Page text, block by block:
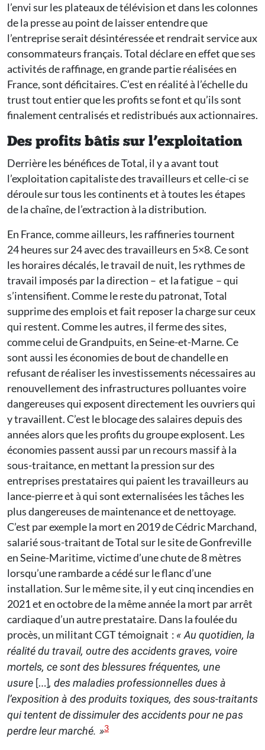
l’envi sur les plateaux de télévision et dans les colonnes
de la presse au point de laisser entendre que
l’entreprise serait désintéressée et rendrait service aux
consommateurs français. Total déclare en effet que ses
activités de raffinage, en grande partie réalisées en
France, sont déficitaires. C’est en réalité à l’échelle du
trust tout entier que les profits se font et qu’ils sont
finalement centralisés et redistribués aux actionnaires.
Des profits bâtis sur l’exploitation
Derrière les bénéfices de Total, il y a avant tout
l’exploitation capitaliste des travailleurs et celle-ci se
déroule sur tous les continents et à toutes les étapes
de la chaîne, de l’extraction à la distribution.
En France, comme ailleurs, les raffineries tournent
24 heures sur 24 avec des travailleurs en 5×8. Ce sont
les horaires décalés, le travail de nuit, les rythmes de
travail imposés par la direction – et la fatigue – qui
s’intensifient. Comme le reste du patronat, Total
supprime des emplois et fait reposer la charge sur ceux
qui restent. Comme les autres, il ferme des sites,
comme celui de Grandpuits, en Seine-et-Marne. Ce
sont aussi les économies de bout de chandelle en
refusant de réaliser les investissements nécessaires au
renouvellement des infrastructures polluantes voire
dangereuses qui exposent directement les ouvriers qui
y travaillent. C’est le blocage des salaires depuis des
années alors que les profits du groupe explosent. Les
économies passent aussi par un recours massif à la
sous-traitance, en mettant la pression sur des
entreprises prestataires qui paient les travailleurs au
lance-pierre et à qui sont externalisées les tâches les
plus dangereuses de maintenance et de nettoyage.
C’est par exemple la mort en 2019 de Cédric Marchand,
salarié sous-traitant de Total sur le site de Gonfreville
en Seine-Maritime, victime d’une chute de 8 mètres
lorsqu’une rambarde a cédé sur le flanc d’une
installation. Sur le même site, il y eut cinq incendies en
2021 et en octobre de la même année la mort par arrêt
cardiaque d’un autre prestataire. Dans la foulée du
procès, un militant CGT témoignait : « Au quotidien, la
réalité du travail, outre des accidents graves, voire
mortels, ce sont des blessures fréquentes, une
usure […], des maladies professionnelles dues à
l’exposition à des produits toxiques, des sous-traitants
qui tentent de dissimuler des accidents pour ne pas
perdre leur marché. »3